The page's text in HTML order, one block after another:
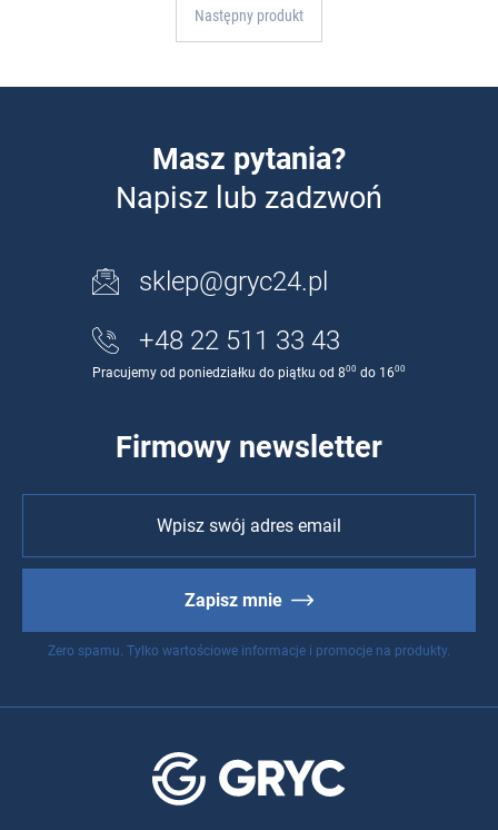
Następny produkt
Masz pytania?
Napisz lub zadzwoń
sklep@gryc24.pl
+48 22 511 33 43
Pracujemy od poniedziałku do piątku od 800 do 1600
Firmowy newsletter
Zapisz mnie
Zero spamu. Tylko wartościowe informacje i promocje na produkty.